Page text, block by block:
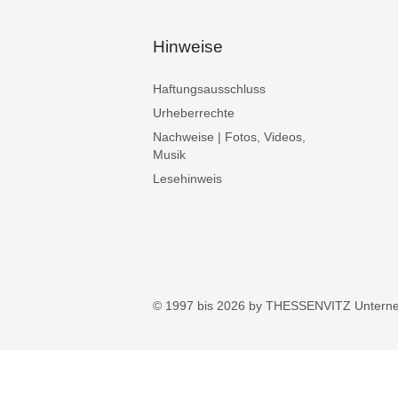
Hinweise
Haftungsausschluss
Urheberrechte
Nachweise | Fotos, Videos,
Musik
Lesehinweis
© 1997 bis 2026 by THESSENVITZ